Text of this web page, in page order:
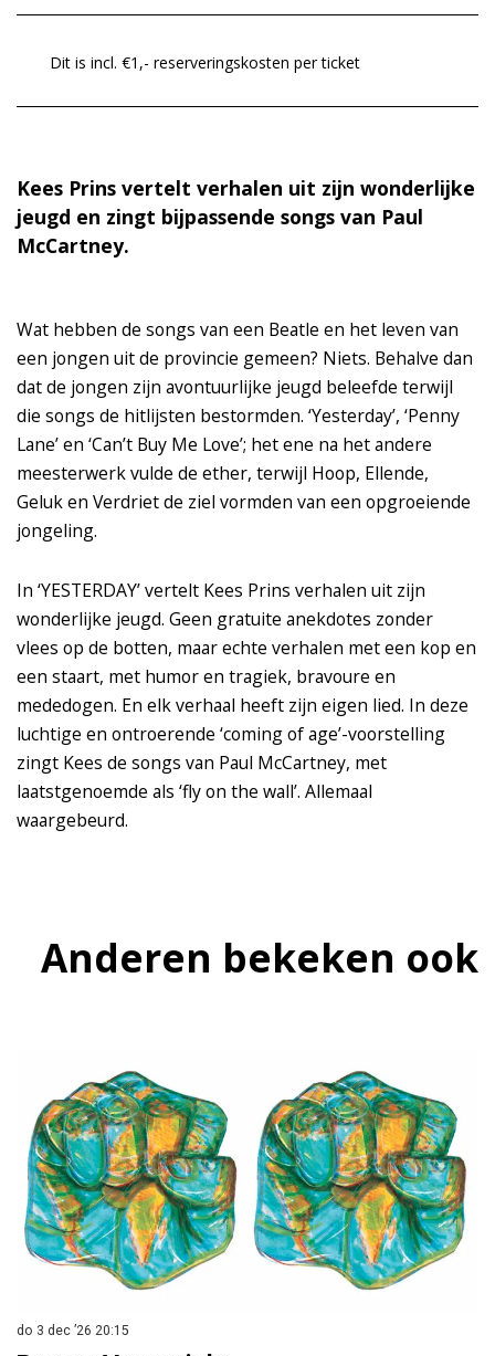
Dit is incl. €1,- reserveringskosten per ticket
Kees Prins vertelt verhalen uit zijn wonderlijke
jeugd en zingt bijpassende songs van Paul
McCartney.
Wat hebben de songs van een Beatle en het leven van
een jongen uit de provincie gemeen? Niets. Behalve dan
dat de jongen zijn avontuurlijke jeugd beleefde terwijl
die songs de hitlijsten bestormden. ‘Yesterday’, ‘Penny
Lane’ en ‘Can’t Buy Me Love’; het ene na het andere
meesterwerk vulde de ether, terwijl Hoop, Ellende,
Geluk en Verdriet de ziel vormden van een opgroeiende
jongeling.
In ‘YESTERDAY’ vertelt Kees Prins verhalen uit zijn
wonderlijke jeugd. Geen gratuite anekdotes zonder
vlees op de botten, maar echte verhalen met een kop en
een staart, met humor en tragiek, bravoure en
mededogen. En elk verhaal heeft zijn eigen lied. In deze
luchtige en ontroerende ‘coming of age’-voorstelling
zingt Kees de songs van Paul McCartney, met
laatstgenoemde als ‘fly on the wall’. Allemaal
waargebeurd.
Anderen bekeken ook
do 3 dec ’26 20:15